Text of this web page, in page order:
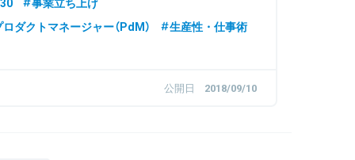
ダクトマネージャー（PdM）
生産性・仕事術
公開日 2018/09/10